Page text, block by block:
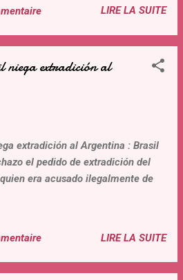
acusados y detenidos ilegales
que las primeras víctimas
mayores adultas. Así le afirma
” (creada en 1823),
el gobierno argentino y la
determinadas por la OMS, ONU,
de riesgo, grupos vulnerables,
...
LIRE LA SUITE
niega extradición al
extradición al Argentina : Brasil
el pedido de extradición del
era acusado ilegalmente de
LIRE LA SUITE